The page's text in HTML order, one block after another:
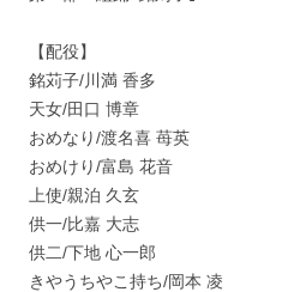
【配役】
銘苅子/川満 香多
天女/田口 博章
おめなり/渡名喜 苺英
おめけり/富島 花音
上使/親泊 久玄
供一/比嘉 大志
供二/下地 心一郎
きやうちやこ持ち/岡本 凌